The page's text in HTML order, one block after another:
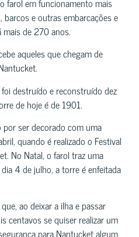
e outras embarcações e
de 270 anos.
aqueles que chegam de
destruído e reconstruído dez
de hoje é de 1901.
ser decorado com uma
quando é realizado o Festival
No Natal, o farol traz uma
4 de julho, a torre é enfeitada
ao deixar a ilha e passar
centavos se quiser realizar um
para Nantucket algum